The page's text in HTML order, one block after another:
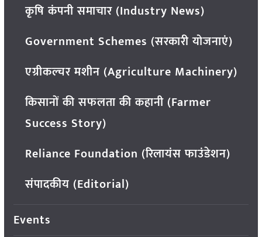
कृषि कंपनी समाचार (Industry News)
Government Schemes (सरकारी योजनाएं)
एग्रीकल्चर मशीन (Agriculture Machinery)
किसानों की सफलता की कहानी (Farmer
Success Story)
Reliance Foundation (रिलायंस फाउंडेशन)
संपादकीय (Editorial)
Events